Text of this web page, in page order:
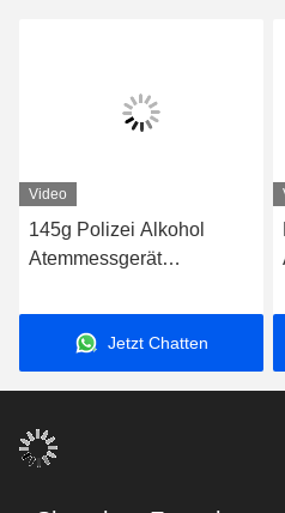
Video
145g Polizei Alkohol
Atemmessgerät
1500mAh Lithiumbatterie
Jetzt Chatten